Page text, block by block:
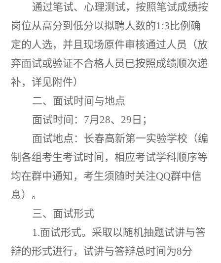
通过笔试、心理测试，按照笔试成绩按
岗位从高分到低分以拟聘人数的1:3比例确
定的人选， 并且现场原件审核通过人员（放
弃面试或验证不合格人员已按照成绩顺次递
补，详见附件）
二、面试时间与地点
面试时间： 7月28、29日；
面试地点：长春高新第一实验学校（编
制各组考生考试时间，相应考试学科顺序等
均在群中通知 ， 考生须随时关注QQ群中信
息） 。
三、面试形式
1.面试形式。采取以随机抽题试讲与答
辩的形式进行，试讲与答辩总时间为8分